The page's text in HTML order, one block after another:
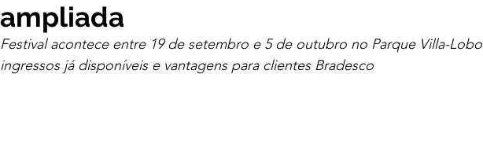
ampliada
Festival acontece entre 19 de setembro e 5 de outubro no Parque Villa-
ingressos já disponíveis e vantagens para clientes Bradesco